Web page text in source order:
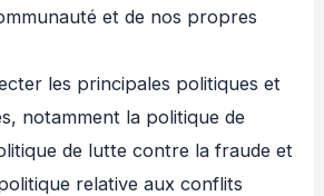
et de nos propres
les principales politiques et
notamment la politique de
de lutte contre la fraude et
relative aux conflits